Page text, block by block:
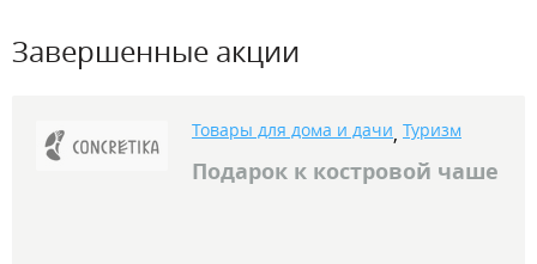
Завершенные акции
Товары для дома и дачи, Туризм
Подарок к костровой чаше